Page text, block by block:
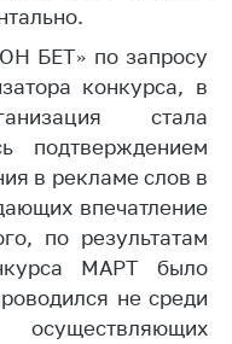
БЕТ» по запросу
конкурса, в
стала
подтверждением
в рекламе слов в
впечатление
по результатам
МАРТ было
не среди